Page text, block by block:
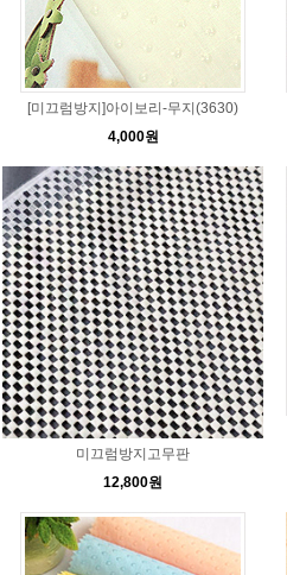
[미끄럼방지]아이보리-무지(3630)
4,000원
미끄럼방지고무판
12,800원